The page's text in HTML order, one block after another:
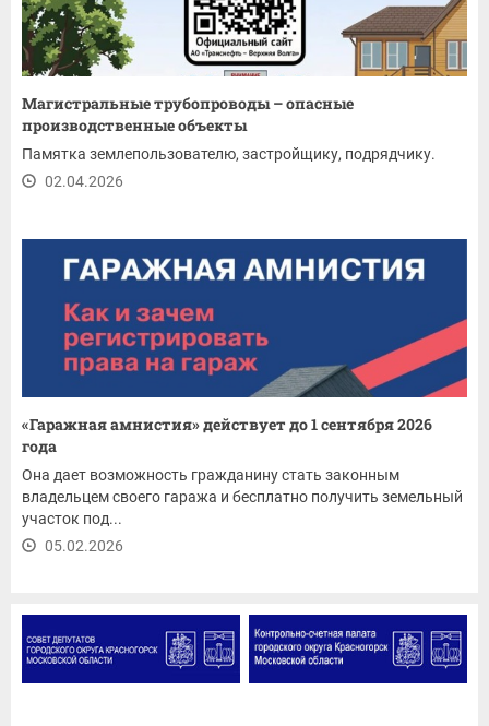
Магистральные трубопроводы – опасные
производственные объекты
Памятка землепользователю, застройщику, подрядчику.
02.04.2026
«Гаражная амнистия» действует до 1 сентября 2026
года
Она дает возможность гражданину стать законным
владельцем своего гаража и бесплатно получить земельный
участок под...
05.02.2026